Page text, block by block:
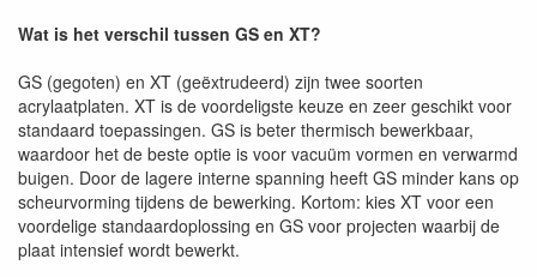
Wat is het verschil tussen GS en XT?
GS (gegoten) en XT (geëxtrudeerd) zijn twee soorten
acrylaatplaten. XT is de voordeligste keuze en zeer geschikt voor
standaard toepassingen. GS is beter thermisch bewerkbaar,
waardoor het de beste optie is voor vacuüm vormen en verwarmd
buigen. Door de lagere interne spanning heeft GS minder kans op
scheurvorming tijdens de bewerking. Kortom: kies XT voor een
voordelige standaardoplossing en GS voor projecten waarbij de
plaat intensief wordt bewerkt.